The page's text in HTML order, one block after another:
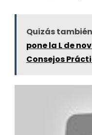
Quizás
pone la L de
Consejos